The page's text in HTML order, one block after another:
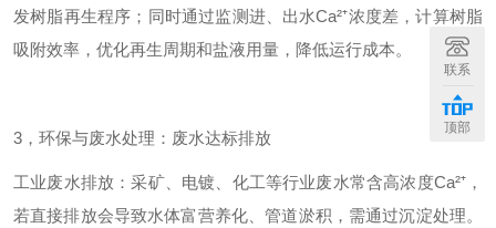
发树脂再生程序；同时通过监测进、出水Ca²⁺浓度差，计算树脂
吸附效率，优化再生周期和盐液用量，降低运行成本。
3，环保与废水处理：废水达标排放
工业废水排放：采矿、电镀、化工等行业废水常含高浓度Ca²⁺，
若直接排放会导致水体富营养化、管道淤积，需通过沉淀处理。
联系
顶部